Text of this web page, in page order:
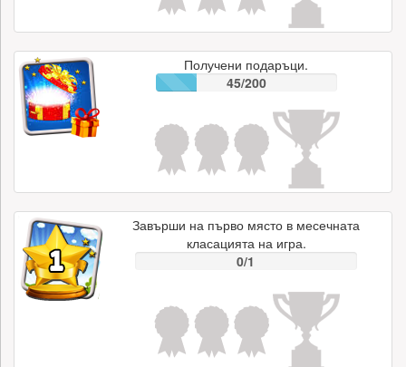
Получени подаръци.
45/200
Завърши на първо място в месечната
класацията на игра.
0/1